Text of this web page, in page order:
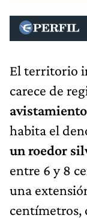
El territorio
carece de
habita el
un roedor
entre 6 y 8
una
centímetros,